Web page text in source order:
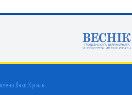
имени Янки Купалы